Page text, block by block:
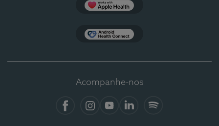
Acompanhe-nos